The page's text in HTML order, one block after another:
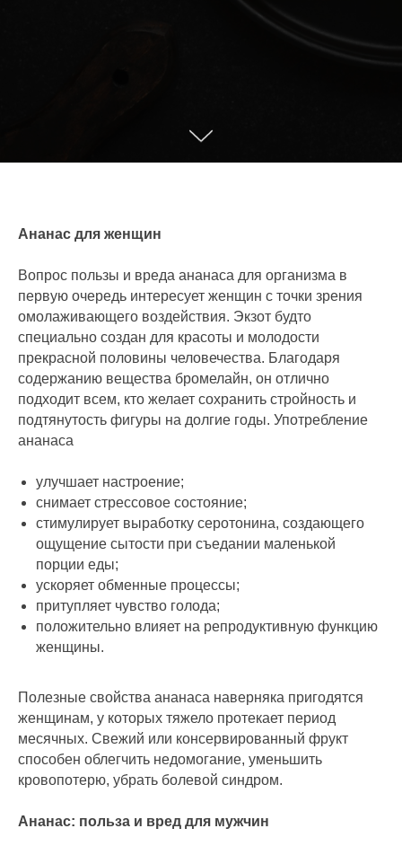
Ананас для женщин
Вопрос пользы и вреда ананаса для организма в
первую очередь интересует женщин с точки зрения
омолаживающего воздействия. Экзот будто
специально создан для красоты и молодости
прекрасной половины человечества. Благодаря
содержанию вещества бромелайн, он отлично
подходит всем, кто желает сохранить стройность и
подтянутость фигуры на долгие годы. Употребление
ананаса
улучшает настроение;
снимает стрессовое состояние;
стимулирует выработку серотонина, создающего
ощущение сытости при съедании маленькой
порции еды;
ускоряет обменные процессы;
притупляет чувство голода;
положительно влияет на репродуктивную функцию
женщины.
Полезные свойства ананаса наверняка пригодятся
женщинам, у которых тяжело протекает период
месячных. Свежий или консервированный фрукт
способен облегчить недомогание, уменьшить
кровопотерю, убрать болевой синдром.
Ананас: польза и вред для мужчин